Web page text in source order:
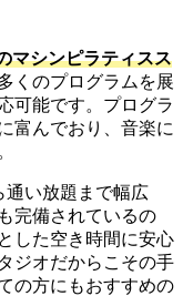
マシンピラティスス
くのプログラムを展
可能です。プログラ
富んでおり、音楽に
通い放題まで幅広
完備されているの
した空き時間に安心
ジオだからこその手
の方にもおすすめの